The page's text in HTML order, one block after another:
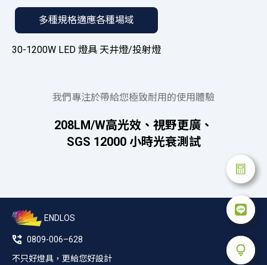
多種規格適應各種場域
30-1200W LED 燈具 天井燈/投射燈
我們專注於帶給您極致耐用的使用體驗
208LM/W高光效、視野更廣、
SGS 12000 小時光衰測試
ENDLOS
0809-006–628
不只好燈具，更給您好設計